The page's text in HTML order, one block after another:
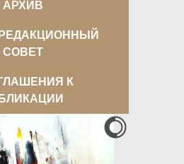
АРХИВ
СОВЕТ
К